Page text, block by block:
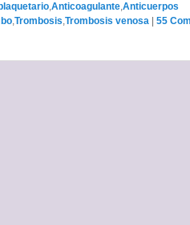
,Anticoagulante,Anticuerpos
,Trombosis,Trombosis venosa 55